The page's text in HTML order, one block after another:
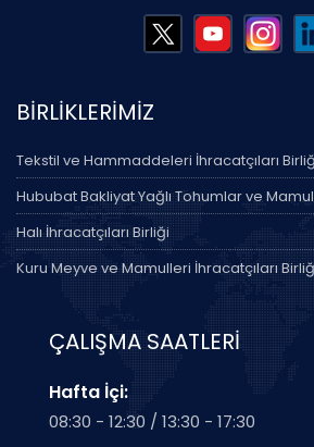
BİRLİKLERİMİZ
Tekstil ve Hammaddeleri İhracatçıları
Hububat Bakliyat Yağlı Tohumlar ve
Halı İhracatçıları Birliği
Kuru Meyve ve Mamulleri İhracatçıları
ÇALIŞMA SAATLERİ
Hafta İçi:
08:30 - 12:30 / 13:30 - 17:30